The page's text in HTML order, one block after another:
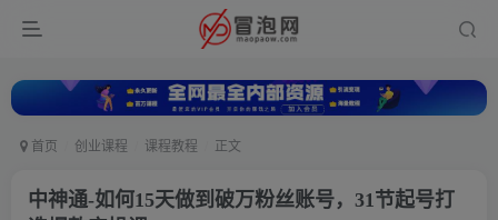
首页 创业课程 课程教程 正文
中神通-如何15天做到破万粉丝账号，​31节起号打